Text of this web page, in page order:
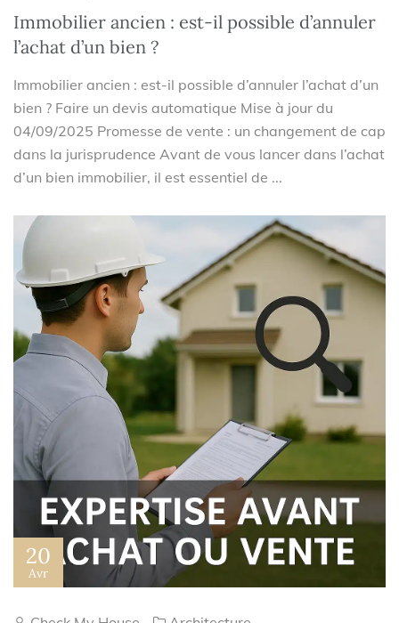
Immobilier ancien : est-il possible d’annuler
l’achat d’un bien ?
Immobilier ancien : est-il possible d’annuler l’achat d’un
bien ? Faire un devis automatique Mise à jour du
04/09/2025 Promesse de vente : un changement de cap
dans la jurisprudence Avant de vous lancer dans l’achat
d’un bien immobilier, il est essentiel de ...
20
Avr